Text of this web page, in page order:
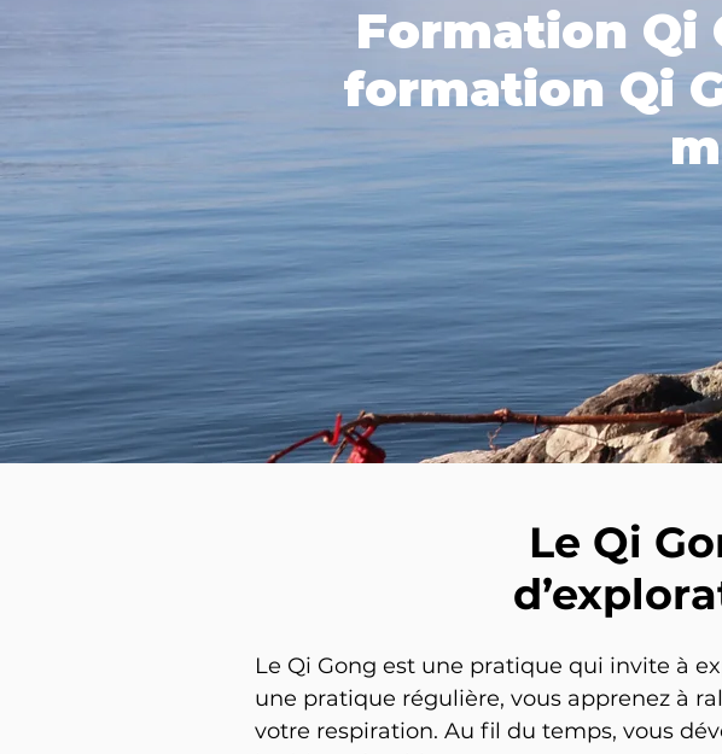
Formation Qi
formation Qi
Le Qi
Le Qi Gong est une pratique qui invite à
une pratique régulière, vous apprenez à
votre respiration. Au fil du temps, vous